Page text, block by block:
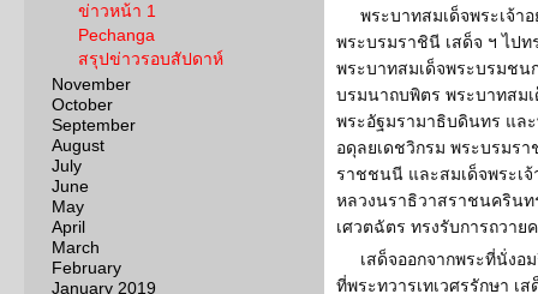
ข่าวหน้า 1
Pechanga
สรุปข่าวรอบสัปดาห์
November
October
September
August
July
June
May
April
March
February
January 2019
พระบาทสมเด็จพระเจ้า
พระบรมราชินี เสด็จ ฯ ไปท
พระบาทสมเด็จพระบรมชน
บรมนาถบพิตร พระบาทสม
พระอัฐมรามาธิบดินทร แล
อดุลยเดชวิกรม พระบรมร
ราชชนนี และสมเด็จพระเ
หลวงนราธิวาสราชนคริน
เศวตฉัตร ทรงรับการถวาย
เสด็จออกจากพระที่นั่ง
ที่พระทวารเทเวศรรักษา เ